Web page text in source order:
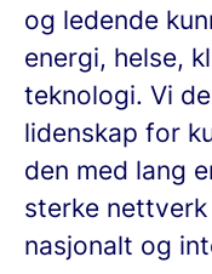
og ledende
energi, helse,
teknologi. Vi
lidenskap for
den med lang
sterke
nasjonalt og